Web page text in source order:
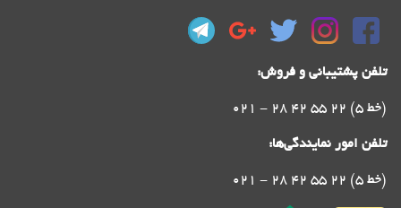
تلفن پشتیبانی و فروش:
021 - 28 42 55 22 (5 خط)
تلفن امور نمایندگی‌ها:
021 - 28 42 55 22 (5 خط)